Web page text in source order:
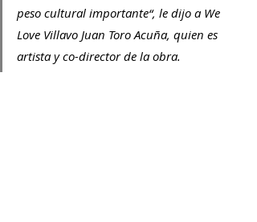
peso cultural importante“, le dijo a We
Love Villavo Juan Toro Acuña, quien es
artista y co-director de la obra.